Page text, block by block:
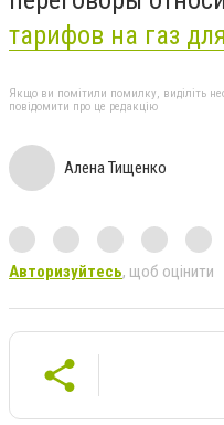
тарифов на газ
Якщо ви помітили помилку, виділіть
повідомити про це редакцію
Алена Тищенко
Авторизуйтесь, щоб оцінити